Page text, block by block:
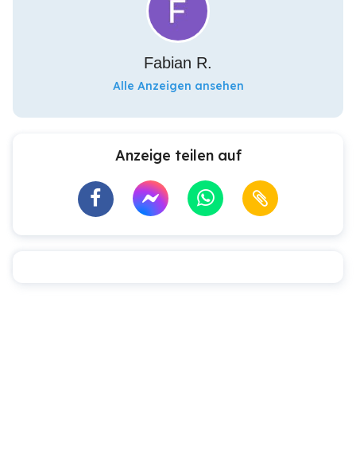
Fabian R.
Alle Anzeigen ansehen
Anzeige teilen auf